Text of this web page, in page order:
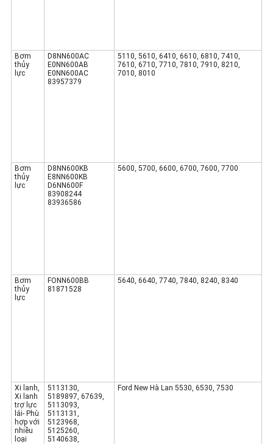
Bơm
thủy
lực
D8NN600AC
E0NN600AB
E0NN600AC
83957379
5110, 5610, 6410, 6610, 6810, 7410,
7610, 6710, 7710, 7810, 7910, 8210,
7010, 8010
Bơm
thủy
lực
D8NN600KB
E8NN600KB
D6NN600F
83908244
83936586
5600, 5700, 6600, 6700, 7600, 7700
Bơm
thủy
lực
FONN600BB
81871528
5640, 6640, 7740, 7840, 8240, 8340
Xi lanh,
Xi lanh
trợ lực
lái- Phù
hợp với
nhiều
loại
5113130,
5189897, 67639,
5113093,
5113131,
5123968,
5125260,
5140638,
Ford New Hà Lan 5530, 6530, 7530